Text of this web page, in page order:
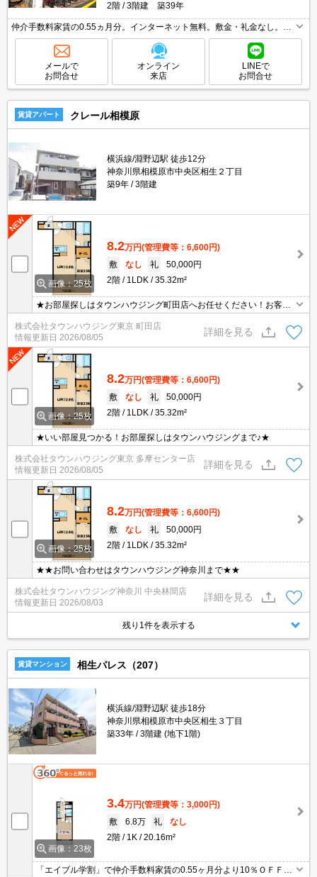
2階
3階建 築39年
仲介手数料家賃の0.55ヵ月分。インターネット無料。敷金・礼金なし。バ
ス・トイレ別。室内に洗濯機置場あり。駅まで平坦。駐輪場有。人気のフ
ァミリー向け物件。事務手数料3,300円。引越指定業者あり。
メールで
お問合せ
オンライン
来店
LINEで
お問合せ
賃貸アパート クレール相模原
横浜線/淵野辺駅 徒歩12分
神奈川県相模原市中央区相生２丁目
築9年
3階建
画像：25枚
8.2万円(管理費等：6,600円)
敷
なし 礼
50,000円
2階
1LDK 35.32m²
★お部屋探しはタウンハウジング町田店へお任せください！お客様
のご条件にピッタリなお部屋をご紹介可能です！！お引越しのプロ
が精一杯お手伝いさせていただきます！！★
株式会社タウンハウジング東京 町田店
情報更新日 2026/08/05
詳細を見る
画像：25枚
8.2万円(管理費等：6,600円)
敷
なし 礼
50,000円
2階
1LDK 35.32m²
★いい部屋見つかる！お部屋探しはタウンハウジングまで♪★
株式会社タウンハウジング東京 多摩センター店
情報更新日 2026/08/05
詳細を見る
画像：25枚
8.2万円(管理費等：6,600円)
敷
なし 礼
50,000円
2階
1LDK 35.32m²
★★お問い合わせはタウンハウジング神奈川まで★★
株式会社タウンハウジング神奈川 中央林間店
情報更新日 2026/08/03
詳細を見る
残り1件を表示する
賃貸マンション 相生パレス（207）
横浜線/淵野辺駅 徒歩18分
神奈川県相模原市中央区相生３丁目
築33年
3階建 (地下1階)
画像：23枚
3.4万円(管理費等：3,000円)
敷
6.8万 礼
なし
2階
1K 20.16m²
「エイブル学割」で仲介手数料家賃の0.55ヶ月分より10％ＯＦＦ。